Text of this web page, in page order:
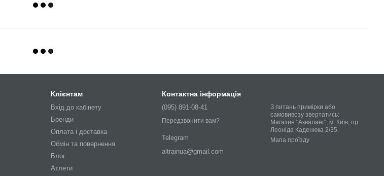
Клієнтам
Вхід до кабінету
Бренди
Оплата і доставка
Обмін та повернення
Блог
Атлети
Контактна інформація
(095) 891-08-41
Передзвонити вам?
Telegram
altrainua@gmail.com
З питань примірки або
самовивозу звертатись:
Магазин "Акваланг", м. Київ, пр.
Леоніда Каденюка 2/35.
Мапа проїзду